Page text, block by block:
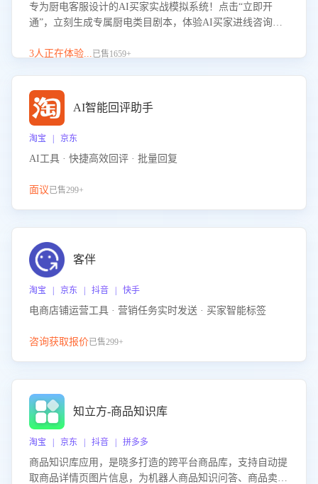
专为厨电客服设计的AI买家实战模拟系统！点击“立即开
通”，立刻生成专属厨电类目剧本，体验AI买家进线咨询真
实场景应对技巧！
3人正在体验...已售1659+
AI智能回评助手
淘宝 | 京东
AI工具 · 快捷高效回评 · 批量回复
面议已售299+
客伴
淘宝 | 京东 | 抖音 | 快手
电商店铺运营工具 · 营销任务实时发送 · 买家智能标签
咨询获取报价已售299+
知立方-商品知识库
淘宝 | 京东 | 抖音 | 拼多多
商品知识库应用，是晓多打造的跨平台商品库，支持自动提
取商品详情页图片信息，为机器人商品知识问答、商品卖点